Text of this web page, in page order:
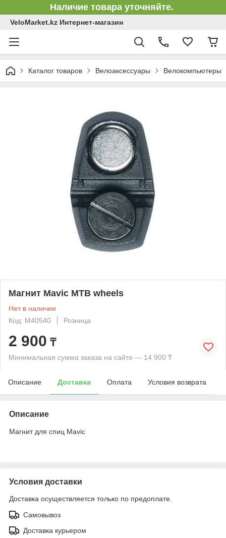
Наличие товара уточняйте.
VeloMarket.kz Интернет-магазин
Каталог товаров Велоаксессуары Велокомпьютеры
Магнит Mavic MTB wheels
Нет в наличии
Код: М40540
Розница
2 900 ₸
Минимальная сумма заказа на сайте — 14 900 ₸
Описание Доставка Оплата Условия возврата
Описание
Магнит для спиц Mavic
Условия доставки
Доставка осуществляется только по предоплате.
Самовывоз
Доставка курьером